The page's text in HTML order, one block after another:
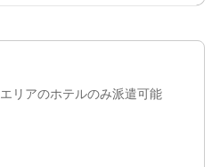
エリアのホテルのみ派遣可能